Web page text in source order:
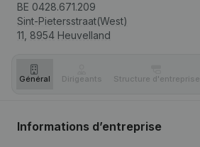
BE 0428.671.209
Sint-Pietersstraat(West)
11, 8954 Heuvelland
Général Dirigeants Structure d'entreprise
Informations d’entreprise